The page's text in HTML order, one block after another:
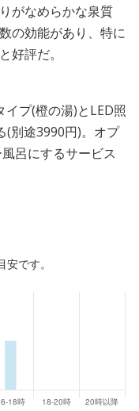
がなめらかな泉質
の効能があり、特に
好評だ。
プ(橙の湯)とLED照
(別途3990円)。オプ
呂にするサービス
です。